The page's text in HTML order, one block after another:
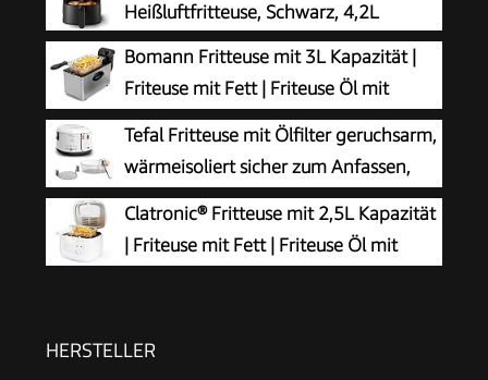
Heißluftfritteuse, Schwarz, 4,2L
Bomann Fritteuse mit 3L Kapazität |
Friteuse mit Fett | Friteuse Öl mit
Kaltzonentechnik &
Abtropfvorrichtung | stufenlos regelbareres
Thermostat | Abtropfvorrichtung | 2000 Watt |
Gastro | FR 2264 CB
Tefal Fritteuse mit Ölfilter geruchsarm,
wärmeisoliert sicher zum Anfassen,
kompakt einklappbare Griffe, 150-
190°C einstellbar, spülmaschinenfest, für
Pommes Nuggets Snacks, antihaftbeschichtet
Clatronic® Fritteuse mit 2,5L Kapazität
| Friteuse mit Fett | Friteuse Öl mit
Thermostat | Fritteuse mit Öl - FR 3771
HERSTELLER